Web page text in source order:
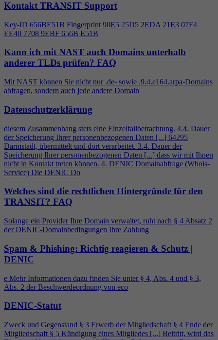
Kontakt TRANSIT Support
Key-ID 656BE51B Fingerprint 90E5 25D5 2EDA 21E3 07F4
EE40 7708 9EBF 656B E51B
Kann ich mit NAST auch Domains unterhalb
anderer TLDs prüfen? FAQ
Mit NAST können Sie nicht nur .de- sowie .9.4.e164.arpa-Domains
abfragen, sondern auch jede andere Domain
Datenschutzerklärung
diesem Zusammenhang stets eine Einzelfallbetrachtung. 4.4. Dauer
der Speicherung Ihrer personenbezogenen Daten [...] 64295
Darmstadt, übermittelt und dort verarbeitet. 3.4. Dauer der
Speicherung Ihrer personenbezogenen Daten [...] dass wir mit Ihnen
nicht in Kontakt treten können. 4. DENIC Domainabfrage (Whois-
Service) Die DENIC Do
Welches sind die rechtlichen Hintergründe für den
TRANSIT? FAQ
Solange ein Provider Ihre Domain verwaltet, ruht nach § 4 Absatz 2
der DENIC-Domainbedingungen Ihre Zahlung
Spam & Phishing: Richtig reagieren & Schutz |
DENIC
e Mehr Informationen dazu finden Sie unter § 4, Abs. 4 und § 3,
Abs. 2 der Beschwerdeordnung von eco
DENIC-Statut
Zweck und Gegenstand § 3 Erwerb der Mitgliedschaft § 4 Ende der
Mitgliedschaft § 5 Kündigung eines Mitgliedes [...] Beitritt, wird das